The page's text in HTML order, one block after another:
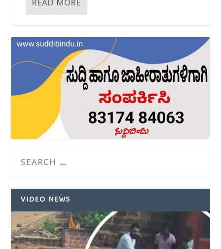
READ MORE
VIDEO NEWS